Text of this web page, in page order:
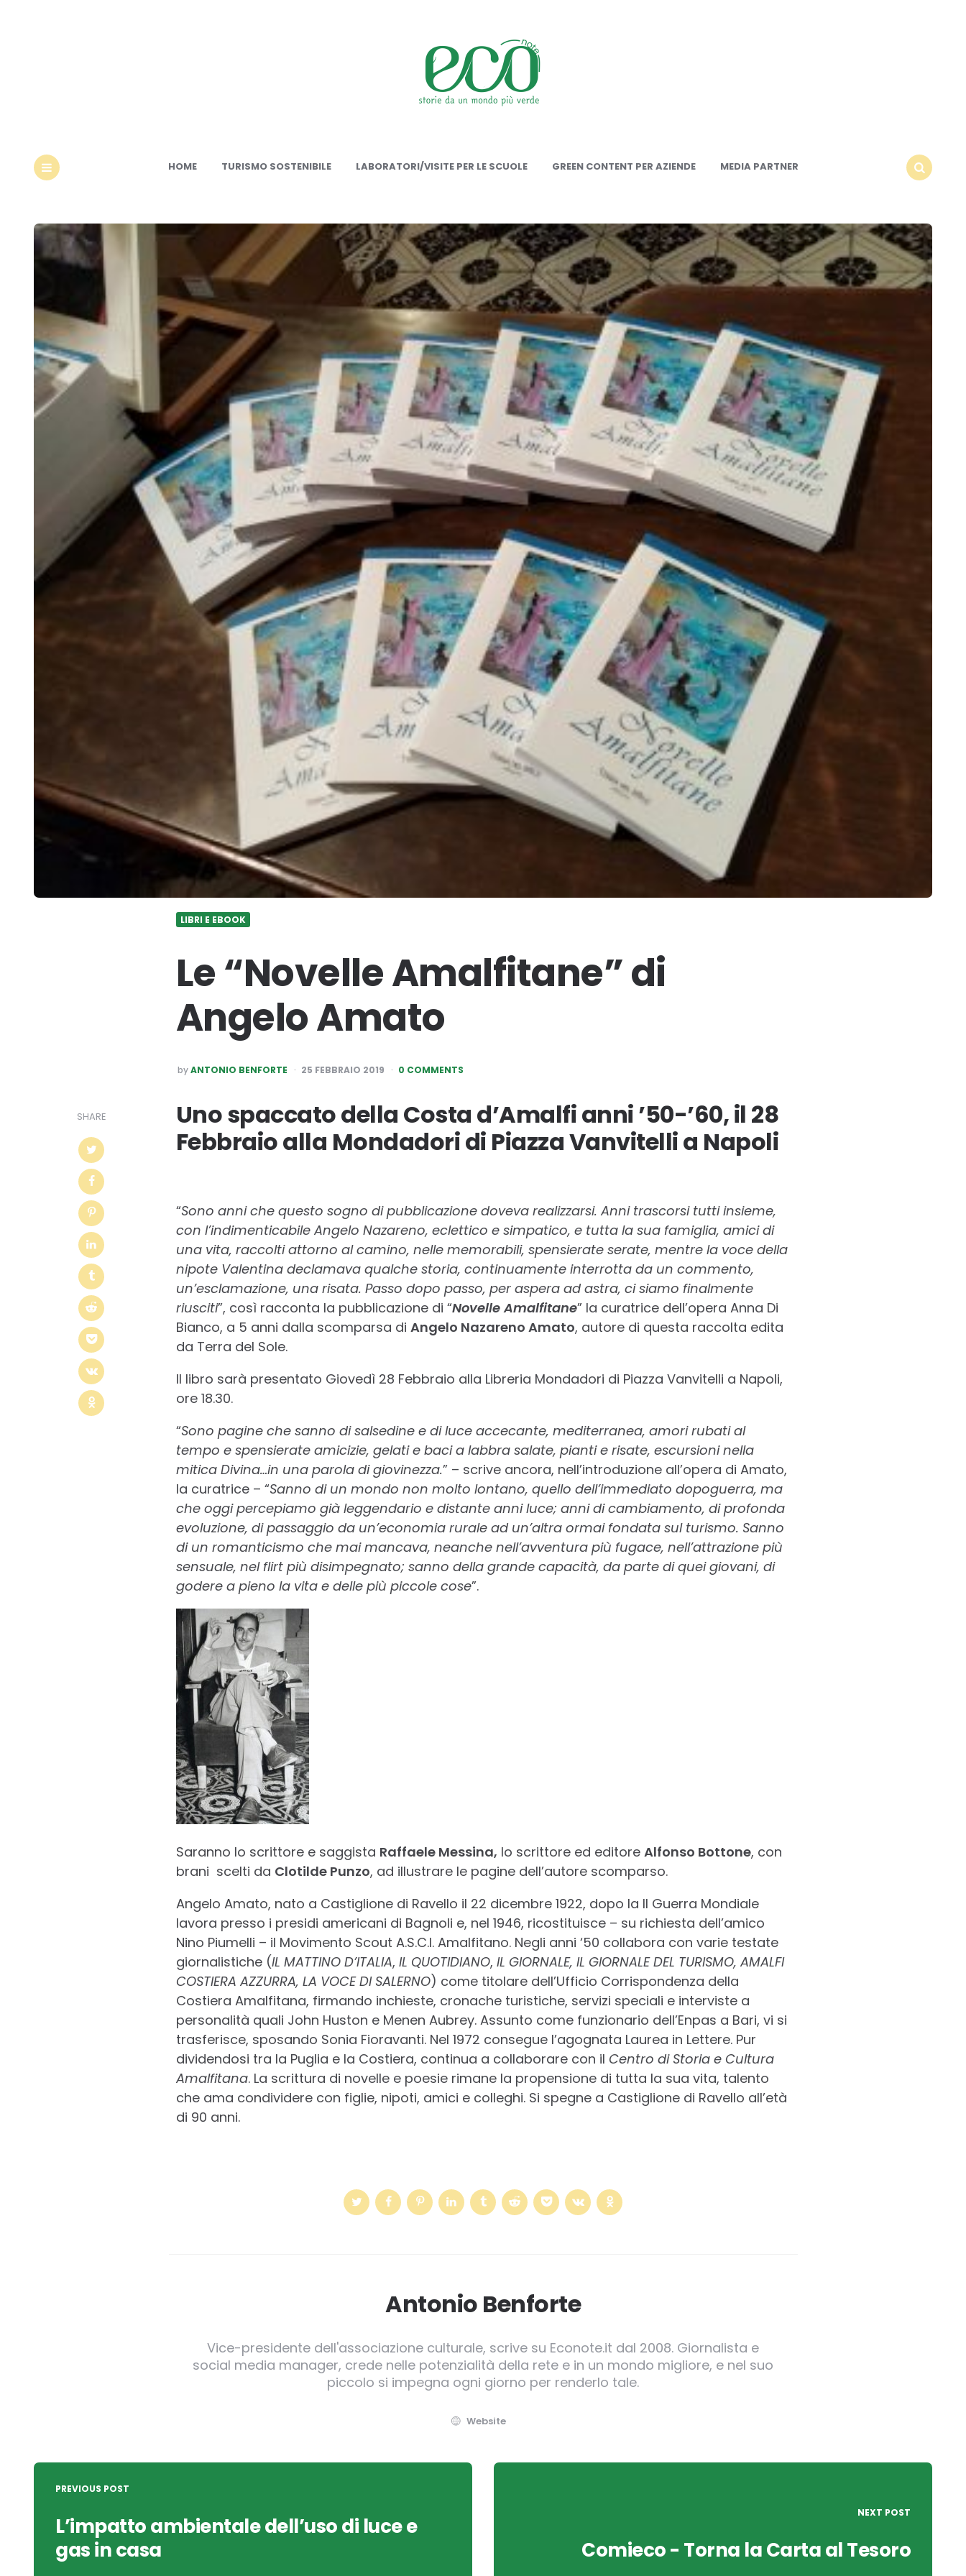
HOME TURISMO SOSTENIBILE LABORATORI/VISITE PER LE SCUOLE GREEN CONTENT PER AZIENDE
MEDIA PARTNER
LIBRI E EBOOK
Le “Novelle Amalfitane” di
Angelo Amato
POSTED
BY
by ANTONIO BENFORTE 25 FEBBRAIO 2019 0 COMMENTS
SHARE
Uno spaccato della Costa d’Amalfi anni ’50-’60, il 28
Febbraio alla Mondadori di Piazza Vanvitelli a Napoli
“Sono anni che questo sogno di pubblicazione doveva realizzarsi. Anni trascorsi tutti insieme,
con l’indimenticabile Angelo Nazareno, eclettico e simpatico, e tutta la sua famiglia, amici di
una vita, raccolti attorno al camino, nelle memorabili, spensierate serate, mentre la voce della
nipote Valentina declamava qualche storia, continuamente interrotta da un commento,
un’esclamazione, una risata. Passo dopo passo, per aspera ad astra, ci siamo finalmente
riusciti”, così racconta la pubblicazione di “Novelle Amalfitane” la curatrice dell’opera Anna Di
Bianco, a 5 anni dalla scomparsa di Angelo Nazareno Amato, autore di questa raccolta edita
da Terra del Sole.
Il libro sarà presentato Giovedì 28 Febbraio alla Libreria Mondadori di Piazza Vanvitelli a Napoli,
ore 18.30.
“Sono pagine che sanno di salsedine e di luce accecante, mediterranea, amori rubati al
tempo e spensierate amicizie, gelati e baci a labbra salate, pianti e risate, escursioni nella
mitica Divina…in una parola di giovinezza.” – scrive ancora, nell’introduzione all’opera di Amato,
la curatrice – “Sanno di un mondo non molto lontano, quello dell’immediato dopoguerra, ma
che oggi percepiamo già leggendario e distante anni luce; anni di cambiamento, di profonda
evoluzione, di passaggio da un’economia rurale ad un’altra ormai fondata sul turismo. Sanno
di un romanticismo che mai mancava, neanche nell’avventura più fugace, nell’attrazione più
sensuale, nel flirt più disimpegnato; sanno della grande capacità, da parte di quei giovani, di
godere a pieno la vita e delle più piccole cose”.
Saranno lo scrittore e saggista Raffaele Messina, lo scrittore ed editore Alfonso Bottone, con
brani scelti da Clotilde Punzo, ad illustrare le pagine dell’autore scomparso.
Angelo Amato, nato a Castiglione di Ravello il 22 dicembre 1922, dopo la II Guerra Mondiale
lavora presso i presidi americani di Bagnoli e, nel 1946, ricostituisce – su richiesta dell’amico
Nino Piumelli – il Movimento Scout A.S.C.I. Amalfitano. Negli anni ‘50 collabora con varie testate
giornalistiche (IL MATTINO D’ITALIA, IL QUOTIDIANO, IL GIORNALE, IL GIORNALE DEL TURISMO, AMALFI
COSTIERA AZZURRA, LA VOCE DI SALERNO) come titolare dell’Ufficio Corrispondenza della
Costiera Amalfitana, firmando inchieste, cronache turistiche, servizi speciali e interviste a
personalità quali John Huston e Menen Aubrey. Assunto come funzionario dell’Enpas a Bari, vi si
trasferisce, sposando Sonia Fioravanti. Nel 1972 consegue l’agognata Laurea in Lettere. Pur
dividendosi tra la Puglia e la Costiera, continua a collaborare con il Centro di Storia e Cultura
Amalfitana. La scrittura di novelle e poesie rimane la propensione di tutta la sua vita, talento
che ama condividere con figlie, nipoti, amici e colleghi. Si spegne a Castiglione di Ravello all’età
di 90 anni.
Antonio Benforte
Vice-presidente dell'associazione culturale, scrive su Econote.it dal 2008. Giornalista e
social media manager, crede nelle potenzialità della rete e in un mondo migliore, e nel suo
piccolo si impegna ogni giorno per renderlo tale.
Website
Post
navigation
PREVIOUS POST
L’impatto ambientale dell’uso di luce e
gas in casa
NEXT POST
Comieco - Torna la Carta al Tesoro